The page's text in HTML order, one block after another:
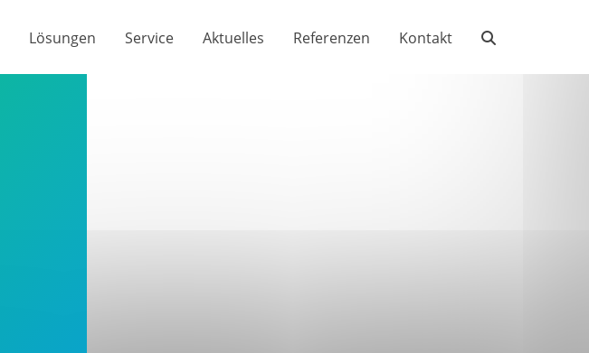
Lösungen Service Aktuelles Referenzen Kontakt